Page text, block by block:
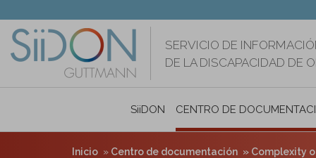
contenido
principal
SERVICIO DE
DE LA DISCAPACIDAD DE
SiiDON CENTRO DE
Inicio Centro de documentación Complexity